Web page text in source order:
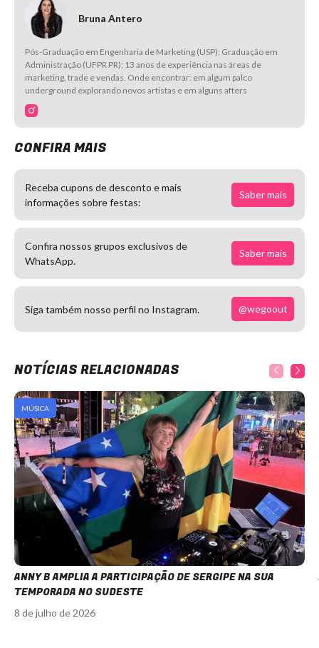
Bruna Antero
Pós-Graduação em Engenharia de Marketing (USP); Graduação em
Administração (UFPR PR); 13 anos de experiência nas áreas de
marketing, trade e vendas. Onde encontrar: em algum palco
underground explorando novos artistas e em alguns afters
CONFIRA MAIS
Receba cupons de desconto e mais
informações sobre festas:
Saber mais
Confira nossos grupos exclusivos de
WhatsApp.
Saber mais
Siga também nosso perfil no Instagram. @wegoout
NOTÍCIAS RELACIONADAS
MÚSICA
ANNY B AMPLIA A PARTICIPAÇÃO DE SERGIPE NA SUA
TEMPORADA NO SUDESTE
8 de julho de 2026